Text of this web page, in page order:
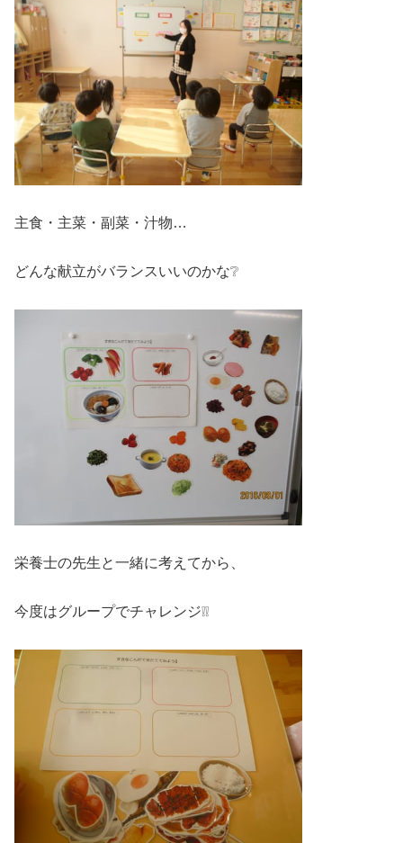
主食・主菜・副菜・汁物…
どんな献立がバランスいいのかな❔
栄養士の先生と一緒に考えてから、
今度はグループでチャレンジ❕❕